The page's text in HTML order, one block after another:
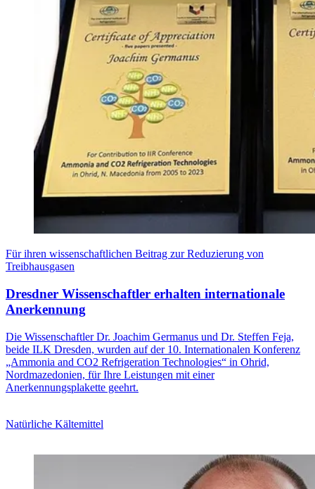
Für ihren wissenschaftlichen Beitrag zur Reduzierung von
Treibhausgasen
Dresdner Wissenschaftler erhalten internationale
Anerkennung
Die Wissenschaftler Dr. Joachim Germanus und Dr. Steffen Feja,
beide ILK Dresden, wurden auf der 10. Internationalen Konferenz
„Ammonia and CO2 Refrigeration Technologies“ in Ohrid,
Nordmazedonien, für Ihre Leistungen mit einer
Anerkennungsplakette geehrt.
Natürliche Kältemittel